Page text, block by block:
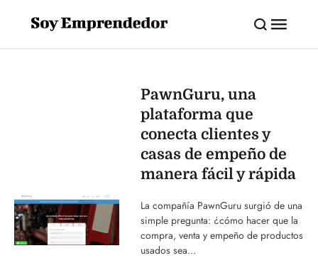
PawnGuru, una
plataforma que
conecta clientes y
casas de empeño de
manera fácil y rápida
La compañía PawnGuru surgió de una
simple pregunta: ¿cómo hacer que la
compra, venta y empeño de productos
usados ​​sea...